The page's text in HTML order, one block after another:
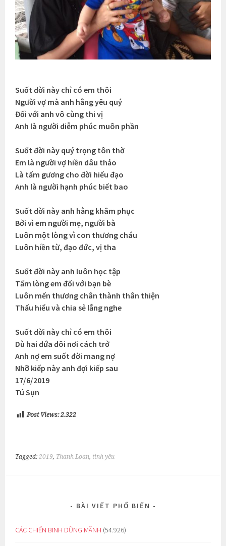
Suốt đời này chỉ có em thôi
Người vợ mà anh hằng yêu quý
Đối với anh vô cùng thi vị
Anh là người diễm phúc muôn phần
Suốt đời này quý trọng tôn thờ
Em là người vợ hiền dâu thảo
Là tấm gương cho đời hiếu đạo
Anh là người hạnh phúc biết bao
Suốt đời này anh hằng khâm phục
Bởi vì em người mẹ, người bà
Luôn một lòng vì con thương cháu
Luôn hiền từ, đạo đức, vị tha
Suốt đời này anh luôn học tập
Tấm lòng em đối với bạn bè
Luôn mến thương chân thành thân thiện
Thấu hiểu và chia sẻ lắng nghe
Suốt đời này chỉ có em thôi
Dù hai đứa đôi nơi cách trở
Anh nợ em suốt đời mang nợ
Nhỡ kiếp này anh đợi kiếp sau
17/6/2019
Tú Sụn
Post Views: 2.322
Tagged:2019, Thanh Loan, tình yêu
BÀI VIẾT PHỔ BIẾN
CÁC CHIẾN BINH DŨNG MÃNH (54.926)